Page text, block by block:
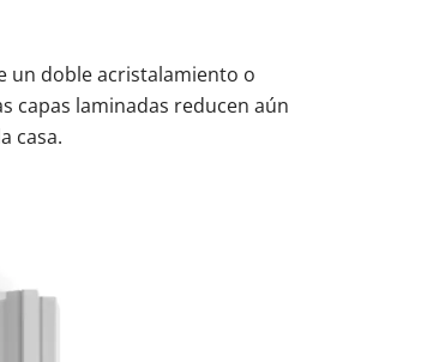
de aluminio
de entrada de aluminio
un doble acristalamiento o
capas laminadas reducen aún
casa.